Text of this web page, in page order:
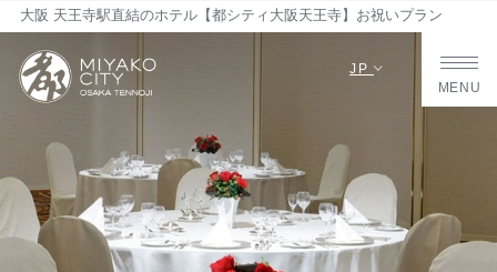
大阪 天王寺駅直結のホテル【都シティ大阪天王寺】お祝いプラン
JP
MENU